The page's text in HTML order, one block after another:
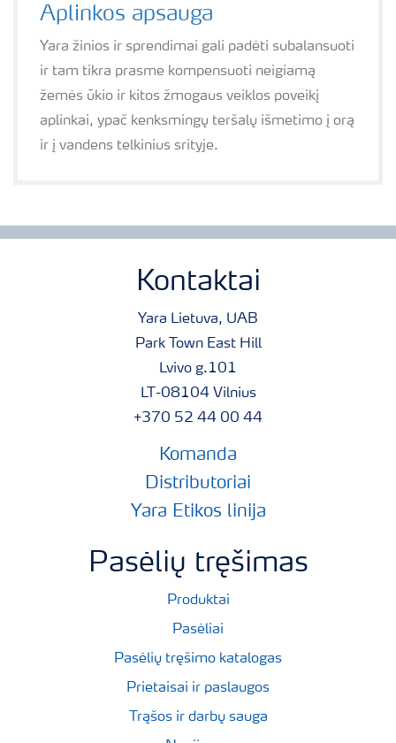
Aplinkos apsauga
Yara žinios ir sprendimai gali padėti subalansuoti
ir tam tikra prasme kompensuoti neigiamą
žemės ūkio ir kitos žmogaus veiklos poveikį
aplinkai, ypač kenksmingų teršalų išmetimo į orą
ir į vandens telkinius srityje.
Kontaktai
Yara Lietuva, UAB
Park Town East Hill
Lvivo g.101
LT-08104 Vilnius
+370 52 44 00 44
Komanda
Distributoriai
Yara Etikos linija
Pasėlių tręšimas
Produktai
Pasėliai
Pasėlių tręšimo katalogas
Prietaisai ir paslaugos
Trąšos ir darbų sauga